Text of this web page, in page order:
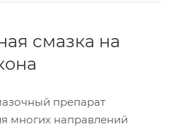
смазка на
препарат
многих направлений